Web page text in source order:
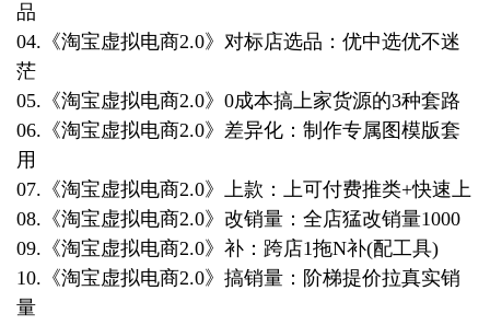
品
04.《淘宝虚拟电商2.0》对标店选品：优中选优不迷
茫
05.《淘宝虚拟电商2.0》0成本搞上家货源的3种套路
06.《淘宝虚拟电商2.0》差异化：制作专属图模版套
用
07.《淘宝虚拟电商2.0》上款：上可付费推类+快速上
08.《淘宝虚拟电商2.0》改销量：全店猛改销量1000
09.《淘宝虚拟电商2.0》补：跨店1拖N补(配工具)
10.《淘宝虚拟电商2.0》搞销量：阶梯提价拉真实销
量